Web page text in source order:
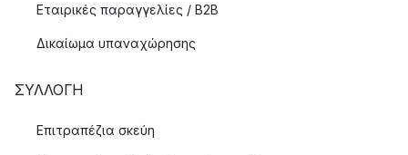
Εταιρικές παραγγελίες / B2B
Δικαίωμα υπαναχώρησης
ΣΥΛΛΟΓΉ
Επιτραπέζια σκεύη